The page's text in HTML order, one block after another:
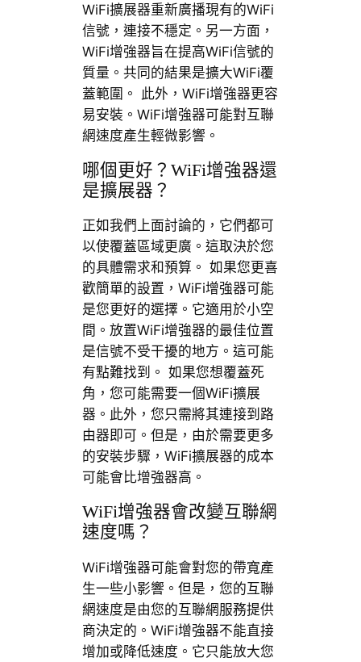
WiFi擴展器重新廣播現有的WiFi
信號，連接不穩定。另一方面，
WiFi增強器旨在提高WiFi信號的
質量。共同的結果是擴大WiFi覆
蓋範圍。 此外，WiFi增強器更容
易安裝。WiFi增強器可能對互聯
網速度產生輕微影響。
哪個更好？WiFi增強器還
是擴展器？
正如我們上面討論的，它們都可
以使覆蓋區域更廣。這取決於您
的具體需求和預算。 如果您更喜
歡簡單的設置，WiFi增強器可能
是您更好的選擇。它適用於小空
間。放置WiFi增強器的最佳位置
是信號不受干擾的地方。這可能
有點難找到。 如果您想覆蓋死
角，您可能需要一個WiFi擴展
器。此外，您只需將其連接到路
由器即可。但是，由於需要更多
的安裝步驟，WiFi擴展器的成本
可能會比增強器高。
WiFi增強器會改變互聯網
速度嗎？
WiFi增強器可能會對您的帶寬產
生一些小影響。但是，您的互聯
網速度是由您的互聯網服務提供
商決定的。WiFi增強器不能直接
增加或降低速度。它只能放大您